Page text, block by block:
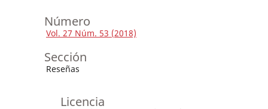
Número
Vol. 27 Núm. 53 (2018)
Sección
Reseñas
Licencia